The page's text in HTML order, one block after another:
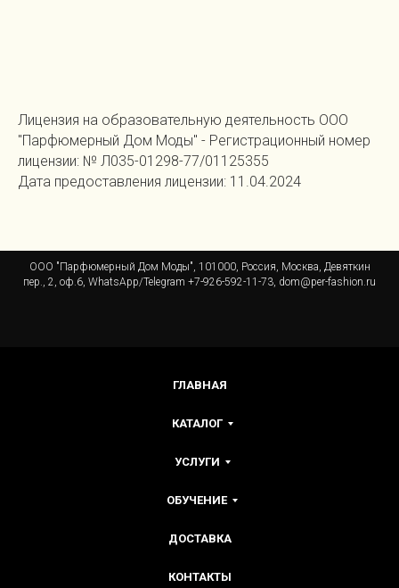
Лицензия на образовательную деятельность ООО
"Парфюмерный Дом Моды" - Регистрационный номер
лицензии: № Л035-01298-77/01125355
Дата предоставления лицензии: 11.04.2024
ООО "Парфюмерный Дом Моды", 101000, Россия, Москва, Девяткин
пер., 2, оф.6, WhatsApp/Telegram +7-926-592-11-73, dom@per-fashion.ru
ГЛАВНАЯ
КАТАЛОГ
УСЛУГИ
ОБУЧЕНИЕ
ДОСТАВКА
КОНТАКТЫ